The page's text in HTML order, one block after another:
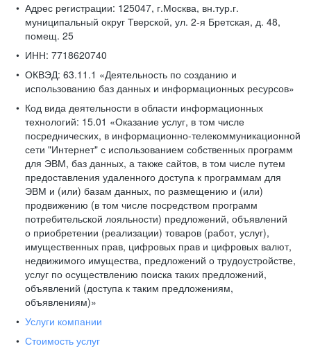
Адрес регистрации: 125047, г.Москва, вн.тур.г.
муниципальный округ Тверской, ул. 2-я Бретская, д. 48,
помещ. 25
ИНН: 7718620740
ОКВЭД: 63.11.1 «Деятельность по созданию и
использованию баз данных и информационных ресурсов»
Код вида деятельности в области информационных
технологий: 15.01 «Оказание услуг, в том числе
посреднических, в информационно-телекоммуникационной
сети "Интернет" с использованием собственных программ
для ЭВМ, баз данных, а также сайтов, в том числе путем
предоставления удаленного доступа к программам для
ЭВМ и (или) базам данных, по размещению и (или)
продвижению (в том числе посредством программ
потребительской лояльности) предложений, объявлений
о приобретении (реализации) товаров (работ, услуг),
имущественных прав, цифровых прав и цифровых валют,
недвижимого имущества, предложений о трудоустройстве,
услуг по осуществлению поиска таких предложений,
объявлений (доступа к таким предложениям,
объявлениям)»
Услуги компании
Стоимость услуг